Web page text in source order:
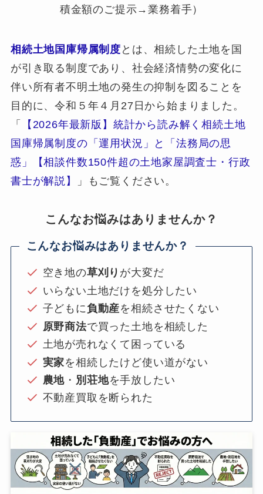
積金額のご提示→業務着手）
相続土地国庫帰属制度 とは、相続した土地を国
が引き取る制度であり、社会経済情勢の変化に
伴い所有者不明土地の発生の抑制を図ることを
目的に、令和５年４月27日から始まりました。
「
【2026年最新版】統計から読み解く相続土地
国庫帰属制度の「運用状況」と「法務局の思
惑」【相談件数150件超の土地家屋調査士・行政
書士が解説】
」もご覧ください。
こんなお悩みはありませんか？
こんなお悩みはありませんか？
空き地の草刈り が大変だ
いらない土地だけを処分したい
子どもに負動産を相続させたくない
原野商法で買った土地を相続した
土地が売れなくて困っている
実家を相続したけど使い道がない
農地 ・ 別荘地を手放したい
不動産買取を断られた